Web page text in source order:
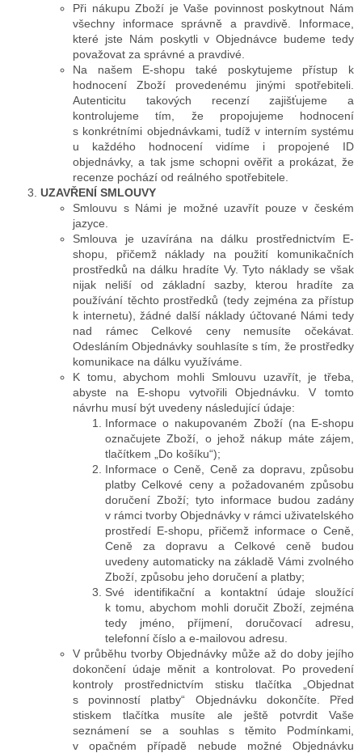
Při nákupu Zboží je Vaše povinnost poskytnout Nám
všechny informace správně a pravdivě. Informace,
které jste Nám poskytli v Objednávce budeme tedy
považovat za správné a pravdivé.
Na našem E-shopu také poskytujeme přístup k
hodnocení Zboží provedenému jinými spotřebiteli.
Autenticitu takových recenzí zajišťujeme a
kontrolujeme tím, že propojujeme hodnocení
s konkrétními objednávkami, tudíž v interním systému
u každého hodnocení vidíme i propojené ID
objednávky, a tak jsme schopni ověřit a prokázat, že
recenze pochází od reálného spotřebitele.
UZAVŘENÍ SMLOUVY
Smlouvu s Námi je možné uzavřít pouze v českém
jazyce.
Smlouva je uzavírána na dálku prostřednictvím E-
shopu, přičemž náklady na použití komunikačních
prostředků na dálku hradíte Vy. Tyto náklady se však
nijak neliší od základní sazby, kterou hradíte za
používání těchto prostředků (tedy zejména za přístup
k internetu), žádné další náklady účtované Námi tedy
nad rámec Celkové ceny nemusíte očekávat.
Odesláním Objednávky souhlasíte s tím, že prostředky
komunikace na dálku využíváme.
K tomu, abychom mohli Smlouvu uzavřít, je třeba,
abyste na E-shopu vytvořili Objednávku. V tomto
návrhu musí být uvedeny následující údaje:
Informace o nakupovaném Zboží (na E-shopu
označujete Zboží, o jehož nákup máte zájem,
tlačítkem „Do košíku“);
Informace o Ceně, Ceně za dopravu, způsobu
platby Celkové ceny a požadovaném způsobu
doručení Zboží; tyto informace budou zadány
v rámci tvorby Objednávky v rámci uživatelského
prostředí E-shopu, přičemž informace o Ceně,
Ceně za dopravu a Celkové ceně budou
uvedeny automaticky na základě Vámi zvolného
Zboží, způsobu jeho doručení a platby;
Své identifikační a kontaktní údaje sloužící
k tomu, abychom mohli doručit Zboží, zejména
tedy jméno, příjmení, doručovací adresu,
telefonní číslo a e-mailovou adresu.
V průběhu tvorby Objednávky může až do doby jejího
dokončení údaje měnit a kontrolovat. Po provedení
kontroly prostřednictvím stisku tlačítka „Objednat
s povinností platby“ Objednávku dokončíte. Před
stiskem tlačítka musíte ale ještě potvrdit Vaše
seznámení se a souhlas s těmito Podmínkami,
v opačném případě nebude možné Objednávku